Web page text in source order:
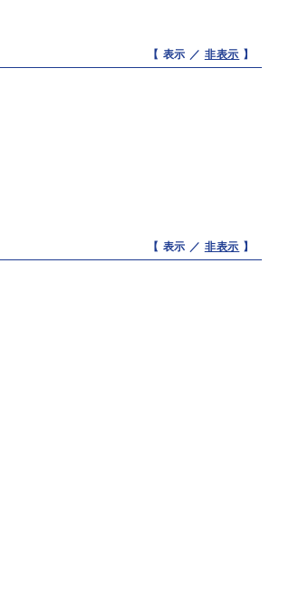
【 表示 ／ 非表示 】
【 表示 ／ 非表示 】